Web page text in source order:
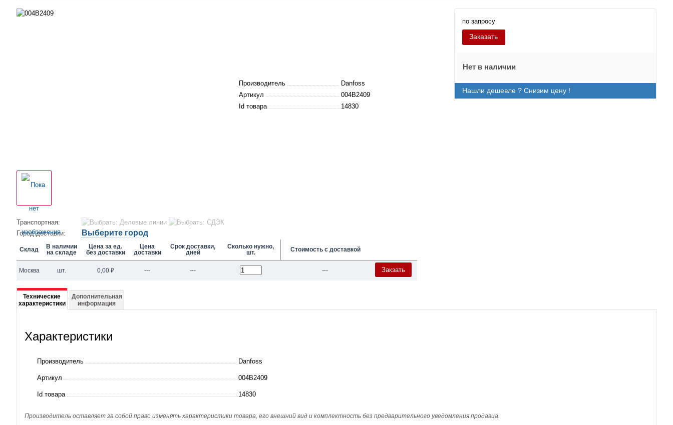
Производитель
Danfoss
Артикул
004B2409
Id товара
14830
по запросу
Заказать
Нет в наличии
Нашли дешевле ? Снизим цену !
Транспортная:
Город доставки:
Выберите город
Склад
В наличии
на складе
Цена за ед.
без доставки
Цена
доставки
Срок доставки,
дней
Сколько нужно,
шт.
Стоимость с доставкой
Москва шт. 0,00 ₽ --- --- --- Закзать
Подробная
информация
004B2409
Технические
характеристики
Дополнительная
информация
Характеристики
Производитель Danfoss
Артикул 004B2409
Id товара 14830
Производитель оставляет за собой право изменять характеристики товара, его внешний вид и комплектность без предварительного уведомления продавца.